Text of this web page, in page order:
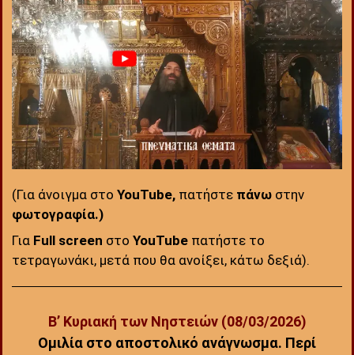
(Για άνοιγμα στο YouTube, πατήστε πάνω στην
φωτογραφία.)
Για Full screen στο YouTube πατήστε το
τετραγωνάκι, μετά που θα ανοίξει, κάτω δεξιά).
Β’ Κυριακή των Νηστειών (08/03/2026)
Ομιλία στο αποστολικό ανάγνωσμα. Περί